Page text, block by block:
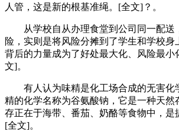
人管，这是新的根基准绳。[全文]？。
从学校自从办理食堂到公司同一配送
险，实则是将风险分摊到了学生和学校身
背后的力量成为了好处最大化、风险最小
文]。
有人认为味精是化工场合成的无害化
精的化学名称为谷氨酸钠，它是一种天然
存正在于海带、番茄、奶酪等食物中，是
[全文]。